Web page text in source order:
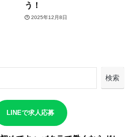
う！
2025年12月8日
検索
LINEで求人応募